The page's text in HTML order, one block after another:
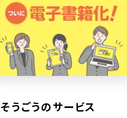
そうごうのサービス